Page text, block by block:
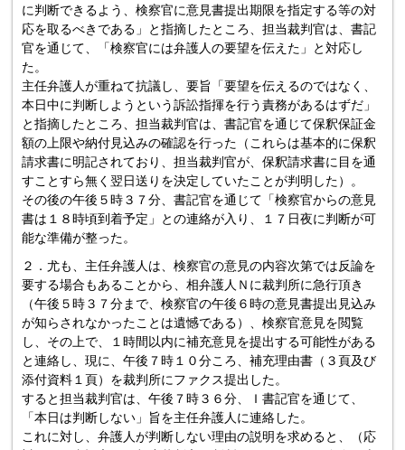
に判断できるよう、検察官に意見書提出期限を指定する等の対
応を取るべきである」と指摘したところ、担当裁判官は、書記
官を通じて、「検察官には弁護人の要望を伝えた」と対応し
た。
主任弁護人が重ねて抗議し、要旨「要望を伝えるのではなく、
本日中に判断しようという訴訟指揮を行う責務があるはずだ」
と指摘したところ、担当裁判官は、書記官を通じて保釈保証金
額の上限や納付見込みの確認を行った（これらは基本的に保釈
請求書に明記されており、担当裁判官が、保釈請求書に目を通
すことすら無く翌日送りを決定していたことが判明した）。
その後の午後５時３７分、書記官を通じて「検察官からの意見
書は１８時頃到着予定」との連絡が入り、１７日夜に判断が可
能な準備が整った。
２．尤も、主任弁護人は、検察官の意見の内容次第では反論を
要する場合もあることから、相弁護人Ｎに裁判所に急行頂き
（午後５時３７分まで、検察官の午後６時の意見書提出見込み
が知らされなかったことは遺憾である）、検察官意見を閲覧
し、その上で、１時間以内に補充意見を提出する可能性がある
と連絡し、現に、午後７時１０分ころ、補充理由書（３頁及び
添付資料１頁）を裁判所にファクス提出した。
すると担当裁判官は、午後７時３６分、Ｉ書記官を通じて、
「本日は判断しない」旨を主任弁護人に連絡した。
これに対し、弁護人が判断しない理由の説明を求めると、（応